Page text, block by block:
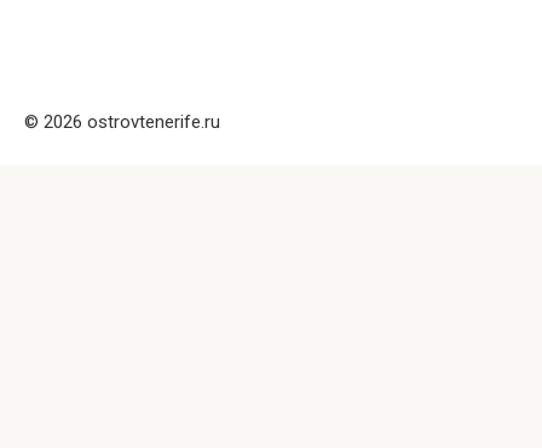
© 2026 ostrovtenerife.ru